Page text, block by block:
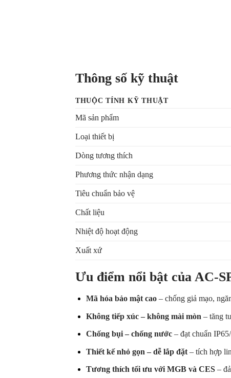
Thông số kỹ thuật
THUỘC TÍNH KỸ THUẬT
Mã sản phẩm
Loại thiết bị
Dòng tương thích
Phương thức nhận dạng
Tiêu chuẩn bảo vệ
Chất liệu
Nhiệt độ hoạt động
Xuất xứ
Ưu điểm nổi bật của AC-
Mã hóa bảo mật cao– chống giả mạo,
Không tiếp xúc – không mài mòn – tăng
Chống bụi – chống nước– đạt chuẩn
Thiết kế nhỏ gọn – dễ lắp đặt– tích hợp
Tương thích tối ưu với MGB và CES–